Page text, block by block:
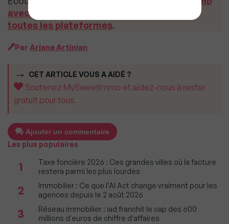
avec Yann Darwin
toutes les plateformes.
Par Ariane Artinian
CET ARTICLE VOUS A AIDÉ ?
Soutenez MySweetImmo et aidez-nous à rester
gratuit pour tous.
Ajouter un commentaire
Les plus populaires
1
Taxe foncière 2026 : Ces grandes villes où la facture
restera parmi les plus lourdes
2
Immobilier : Ce que l’AI Act change vraiment pour les
agences depuis le 2 août 2026
3
Réseau immobilier : iad franchit le cap des 600
millions d'euros de chiffre d'affaires